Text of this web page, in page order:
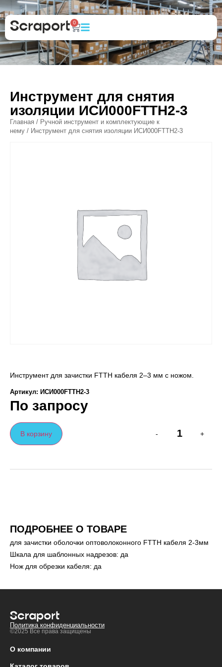
0
Инструмент для снятия
изоляции ИСИ000FTTH2-3
Главная / Ручной инструмент и комплектующие к
нему / Инструмент для снятия изоляции ИСИ000FTTH2-3
Инструмент для зачистки FTTH кабеля 2–3 мм с ножом.
Артикул: ИСИ000FTTH2-3
По запросу
- +
В корзину
ПОДРОБНЕЕ О ТОВАРЕ
для зачистки оболочки оптоволоконного FTTH кабеля 2-3мм
Шкала для шаблонных надрезов: да
Нож для обрезки кабеля: да
Политика конфиденциальности
©2025 Все права защищены
О компании